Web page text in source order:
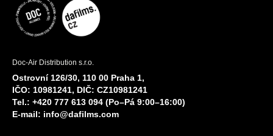
Doc-Air Distribution s.r.o.
Ostrovní 126/30, 110 00 Praha 1,
IČO: 10981241, DIČ: CZ10981241
Tel.: +420 777 613 094 (Po–Pá 9:00–16:00)
E-mail: info@dafilms.com